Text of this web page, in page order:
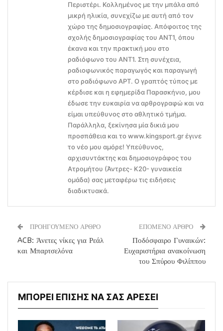
Περιστέρι. Κολλημένος με την μπάλα από
μικρή ηλικία, συνεχίζω με αυτή από τον
χώρο της δημοσιογραφίας. Απόφοιτος της
σχολής δημοσιογραφίας του ΑΝΤ1, όπου
έκανα και την πρακτική μου στο
ραδιόφωνο του ΑΝΤ1. Στη συνέχεια,
ραδιοφωνικός παραγωγός και παραγωγή
στο ραδιόφωνο ΑΡΤ. Ο γραπτός τύπος με
κέρδισε και η εφημερίδα Παρασκήνιο, μου
έδωσε την ευκαιρία να αρθρογραφώ και να
είμαι υπεύθυνος στο αθλητικό τμήμα.
Παράλληλα, ξεκίνησα μία δικιά μου
προσπάθεια και το www.kingsport.gr έγινε
το νέο μου αμόρε! Υπεύθυνος,
αρχισυντάκτης και δημοσιογράφος του
Ατρομήτου (Άντρες- Κ20- γυναικεία
ομάδα) σας μεταφέρω τις ειδήσεις
διαδικτυακά.
ΠΡΟΗΓΟΥΜΕΝΟ ΑΡΘΡΟ
ACB: Άνετες νίκες για Ρεάλ
και Μπαρτσελόνα
ΕΠΟΜΕΝΟ ΑΡΘΡΟ
Ποδόσφαιρο Γυναικών:
Ευχαριστήρια ανακοίνωση
του Σπύρου Φιλίππου
ΜΠΟΡΕΙ ΕΠΙΣΗΣ ΝΑ ΣΑΣ ΑΡΕΣΕΙ